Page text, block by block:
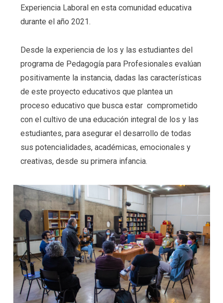
Experiencia Laboral en esta comunidad educativa
durante el año 2021.
Desde la experiencia de los y las estudiantes del
programa de Pedagogía para Profesionales evalúan
positivamente la instancia, dadas las características
de este proyecto educativos que plantea un
proceso educativo que busca estar comprometido
con el cultivo de una educación integral de los y las
estudiantes, para asegurar el desarrollo de todas
sus potencialidades, académicas, emocionales y
creativas, desde su primera infancia.